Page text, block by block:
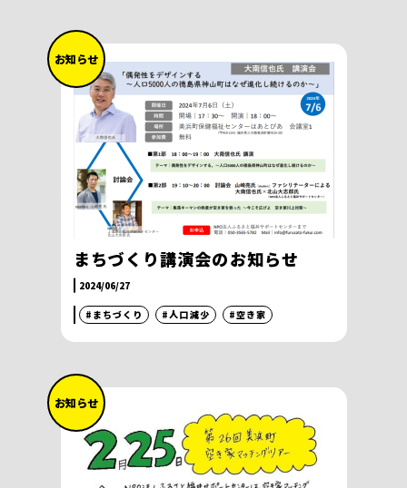
お知らせ
まちづくり講演会のお知らせ
2024/06/27
#まちづくり #人口減少 #空き家
お知らせ